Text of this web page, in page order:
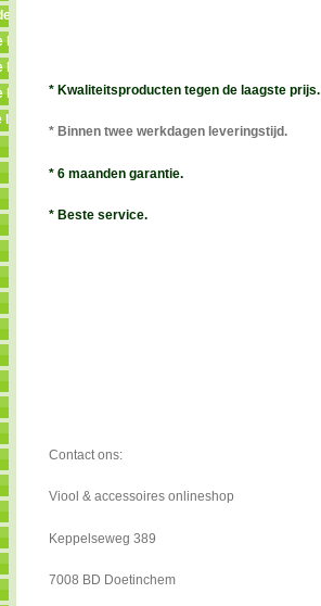
leeftijd van 4 t/m 5)
van 5t/m7)
van 7 t/m 9)
leeftijd van 9 t/m 11)
van 11 t/m 13)
* Kwaliteitsproducten tegen de laagste prijs.
* Binnen twee werkdagen leveringstijd.
* 6 maanden garantie.
* Beste service.
Contact ons:
Viool & accessoires onlineshop
Keppelseweg 389
7008 BD Doetinchem